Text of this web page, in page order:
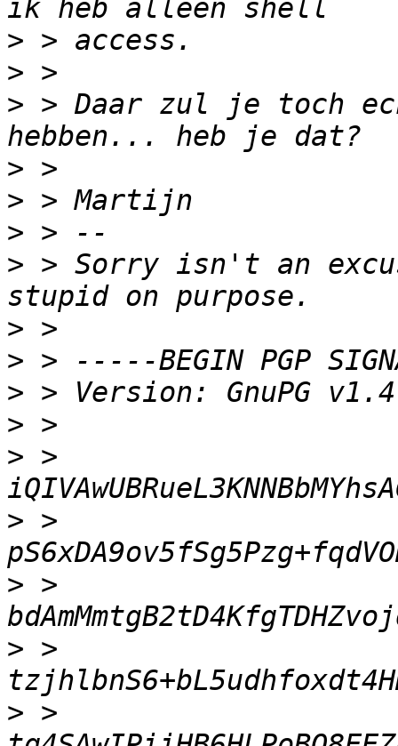
>
>
> > Daar zul je toch
>
>
>
> > Sorry isn't an
>
>
>
>
> >
> >
> >
> >
> >